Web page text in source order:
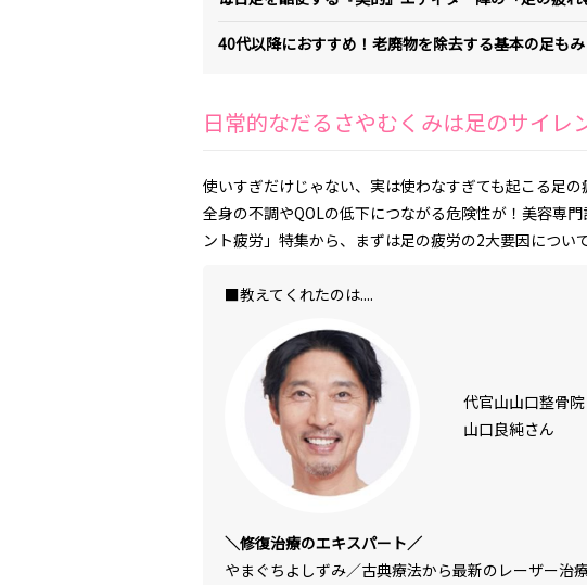
40代以降におすすめ！老廃物を除去する基本の足もみ
日常的なだるさやむくみは足のサイレ
使いすぎだけじゃない、実は使わなすぎても起こる足の
全身の不調やQOLの低下につながる危険性が！美容専
ント疲労」特集から、まずは足の疲労の2大要因につい
■教えてくれたのは....
代官山山口整骨
山口良純さん
＼修復治療のエキスパート／
やまぐちよしずみ／古典療法から最新のレーザー治